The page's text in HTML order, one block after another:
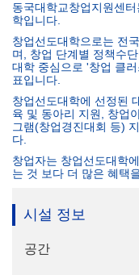
동국대학교창업지원센
학입니다.
창업선도대학으로는 전
며, 창업 단계별 정책수
대학 중심으로 '창업 클
표입니다.
창업선도대학에 선정된
육 및 동아리 지원, 창업
그램(창업경진대회 등)
다.
창업자는 창업선도대학
는 것 보다 더 많은 혜택
시설 정보
공간